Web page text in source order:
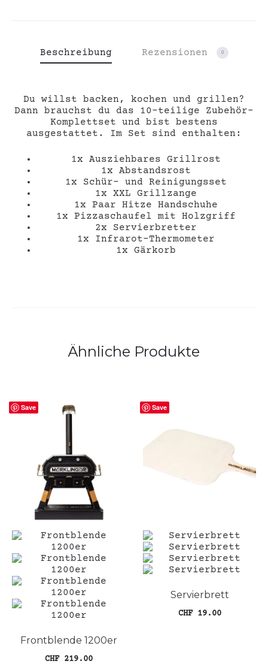
Beschreibung Rezensionen 0
Du willst backen, kochen und grillen?
Dann brauchst du das 10-teilige Zubehör-
Komplettset und bist bestens
ausgestattet. Im Set sind enthalten:
1x Ausziehbares Grillrost
1x Abstandsrost
1x Schür- und Reinigungsset
1x XXL Grillzange
1x Paar Hitze Handschuhe
1x Pizzaschaufel mit Holzgriff
2x Servierbretter
1x Infrarot-Thermometer
1x Gärkorb
Ähnliche Produkte
Save
Frontblende 1200er
CHF219.00
Save
Servierbrett
CHF19.00